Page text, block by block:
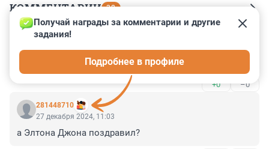
КОММЕНТАРИИ 32
Гость
+0 –0
281448710
Получай награды за комментарии и другие
задания!
Подробнее в профиле
27 декабря 2024, 11:03
а Элтона Джона поздравил?